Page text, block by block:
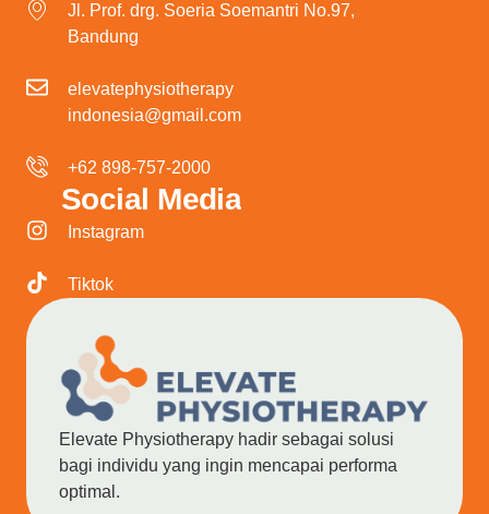
Jl. Prof. drg. Soeria Soemantri No.97,
Bandung
elevatephysiotherapy
indonesia@gmail.com
+62 898-757-2000
Social Media
Instagram
Tiktok
Elevate Physiotherapy hadir sebagai solusi
bagi individu yang ingin mencapai performa
optimal.